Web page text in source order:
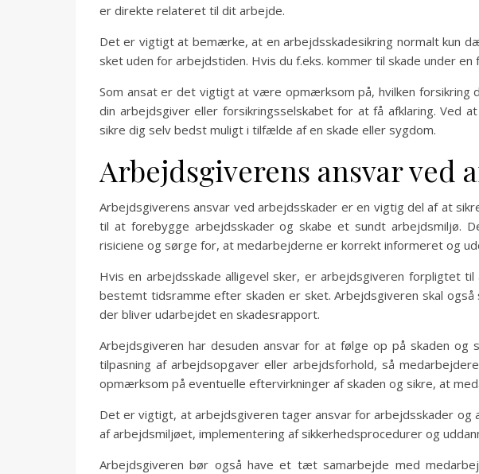
er direkte relateret til dit arbejde.
Det er vigtigt at bemærke, at en arbejdsskadesikring normalt kun
sket uden for arbejdstiden. Hvis du f.eks. kommer til skade under
Som ansat er det vigtigt at være opmærksom på, hvilken
din arbejdsgiver eller forsikringsselskabet for at få afklaring. Ved
sikre dig selv bedst muligt i tilfælde af en skade eller sygdom.
Arbejdsgiverens ansvar ved
Arbejdsgiverens ansvar ved arbejdsskader er en vigtig del af at
til at forebygge arbejdsskader og skabe et sundt arbejdsmiljø.
risiciene og sørge for, at medarbejderne er korrekt informeret og
Hvis en arbejdsskade alligevel sker, er arbejdsgiveren forpligtet
bestemt tidsramme efter skaden er sket. Arbejdsgiveren skal
der bliver udarbejdet en skadesrapport.
Arbejdsgiveren har desuden ansvar for at følge op på skaden
tilpasning af arbejdsopgaver eller arbejdsforhold, så
opmærksom på eventuelle eftervirkninger af skaden og sikre, at
Det er vigtigt, at arbejdsgiveren tager ansvar for arbejdsskader
af arbejdsmiljøet, implementering af sikkerhedsprocedurer og
Arbejdsgiveren bør også have et tæt samarbejde med